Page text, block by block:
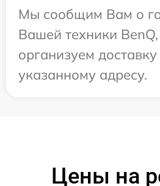
Мы сообщим Вам о
Вашей техники
организуем
указанному адресу.
Цены на